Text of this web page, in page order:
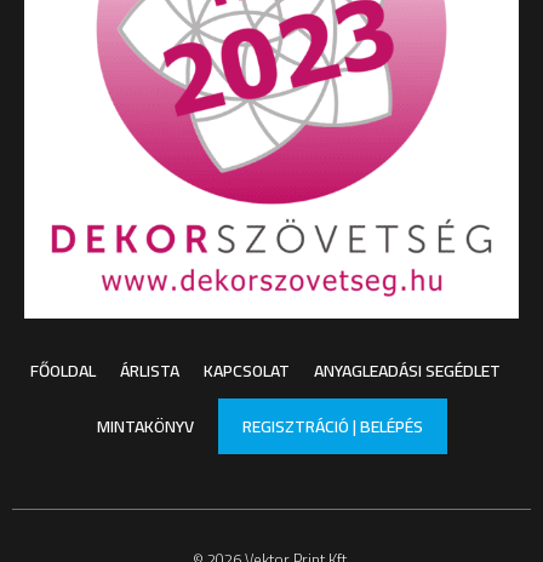
FŐOLDAL ÁRLISTA KAPCSOLAT
ANYAGLEADÁSI SEGÉDLET
MINTAKÖNYV
REGISZTRÁCIÓ | BELÉPÉS